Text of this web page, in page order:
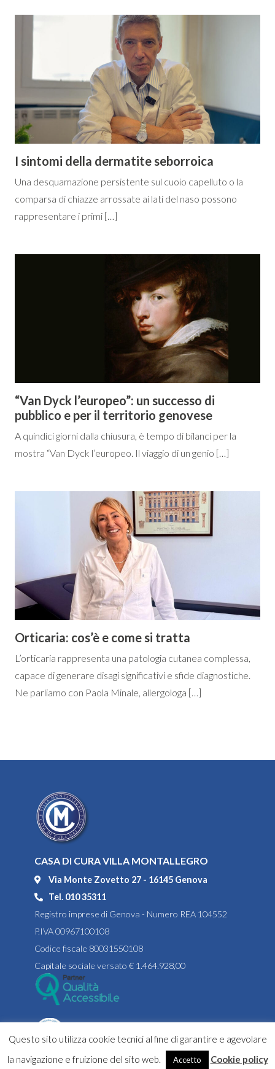
I sintomi della dermatite seborroica
Una desquamazione persistente sul cuoio capelluto o la
comparsa di chiazze arrossate ai lati del naso possono
rappresentare i primi […]
“Van Dyck l’europeo”: un successo di
pubblico e per il territorio genovese
A quindici giorni dalla chiusura, è tempo di bilanci per la
mostra “Van Dyck l’europeo. Il viaggio di un genio […]
Orticaria: cos’è e come si tratta
L’orticaria rappresenta una patologia cutanea complessa,
capace di generare disagi significativi e sfide diagnostiche.
Ne parliamo con Paola Minale, allergologa […]
CASA DI CURA VILLA MONTALLEGRO
Via Monte Zovetto 27 - 16145 Genova
Tel. 010 35311
Registro imprese di Genova - Numero REA 104552
P.IVA 00967100108
Codice fiscale 80031550108
Capitale sociale versato € 1.464.928,00
Questo sito utilizza cookie tecnici al fine di garantire e agevolare
la navigazione e fruizione del sito web.
Accetto Cookie policy